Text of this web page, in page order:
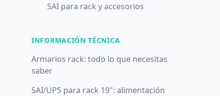
SAI para rack y accesorios
INFORMACIÓN TÉCNICA
Armarios rack: todo lo que necesitas
saber
SAI/UPS para rack 19": alimentación